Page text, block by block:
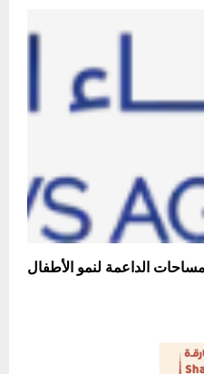
الداعمة لنمو الأطفال